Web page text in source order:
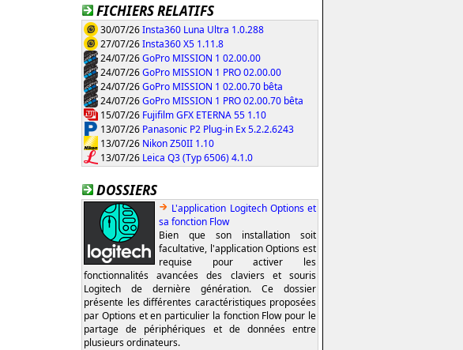
FICHIERS RELATIFS
30/07/26Insta360 Luna Ultra 1.0.288
27/07/26Insta360 X5 1.11.8
24/07/26GoPro MISSION 1 02.00.00
24/07/26GoPro MISSION 1 PRO 02.00.00
24/07/26GoPro MISSION 1 02.00.70 bêta
24/07/26GoPro MISSION 1 PRO 02.00.70 bêta
15/07/26 Fujifilm GFX ETERNA 55 1.10
13/07/26 Panasonic P2 Plug-in Ex 5.2.2.6243
13/07/26 Nikon Z50II 1.10
13/07/26 Leica Q3 (Typ 6506) 4.1.0
DOSSIERS
L'application Logitech Options et
sa fonction Flow
Bien que son installation soit
facultative, l'application Options est
requise pour activer les
fonctionnalités avancées des claviers et souris
Logitech de dernière génération. Ce dossier
présente les différentes caractéristiques proposées
par Options et en particulier la fonction Flow pour le
partage de périphériques et de données entre
plusieurs ordinateurs.